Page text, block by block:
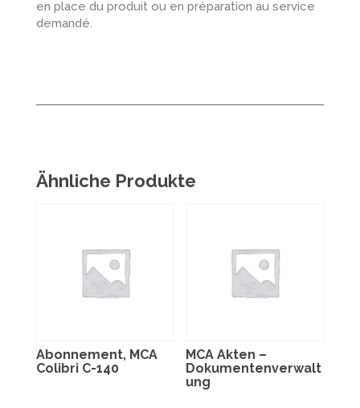
en place du produit ou en préparation au service
demandé.
Ähnliche Produkte
Abonnement, MCA
Colibri C-140
MCA Akten –
Dokumentenverwalt
ung